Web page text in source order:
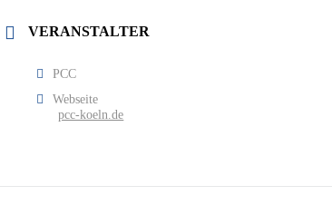
VERANSTALTER
PCC
Webseite
pcc-koeln.de